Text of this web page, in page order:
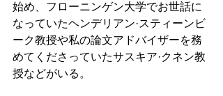
始め、フローニンゲン大学でお世話に
なっていたヘンデリアン·スティーンビ
ーク教授や私の論文アドバイザーを務
めてくださっていたサスキア·クネン教
授などがいる。